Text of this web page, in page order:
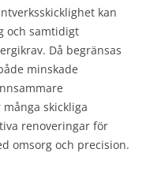
kan
och samtidigt
Då begränsas
minskade
skickliga
renoveringar för
omsorg och precision.